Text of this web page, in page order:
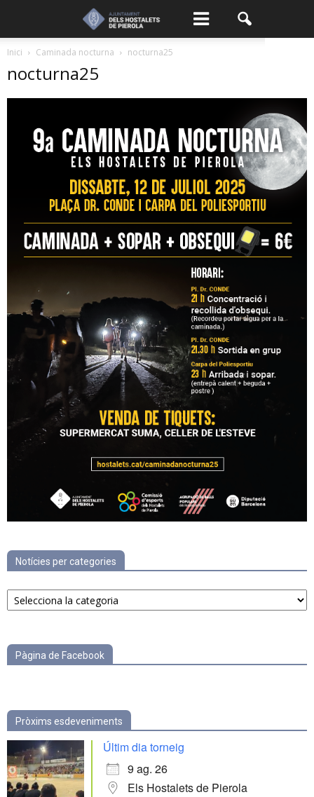
Inici Caminada nocturna nocturna25
nocturna25
Notícies per categories
Notícies
per
Pàgina de Facebook
Pròxims esdeveniments
Últim dia torneig
9 ag. 26
Els Hostalets de Pierola